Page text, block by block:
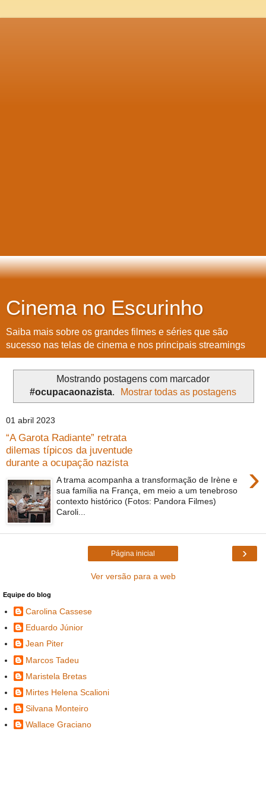
Cinema no Escurinho
Saiba mais sobre os grandes filmes e séries que são
sucesso nas telas de cinema e nos principais streamings
Mostrando postagens com marcador
#ocupacaonazista. Mostrar todas as postagens
01 abril 2023
“A Garota Radiante” retrata
dilemas típicos da juventude
durante a ocupação nazista
›
A trama acompanha a transformação de Irène e
sua família na França, em meio a um tenebroso
contexto histórico (Fotos: Pandora Filmes)
Caroli...
›
Página inicial
Ver versão para a web
Equipe do blog
Carolina Cassese
Eduardo Júnior
Jean Piter
Marcos Tadeu
Maristela Bretas
Mirtes Helena Scalioni
Silvana Monteiro
Wallace Graciano